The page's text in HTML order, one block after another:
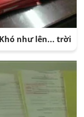
như lên... trời